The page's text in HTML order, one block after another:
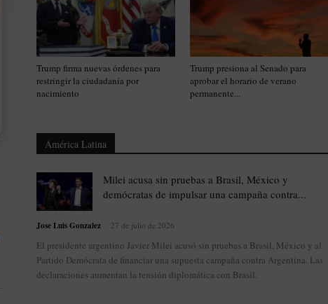
Trump firma nuevas órdenes para
restringir la ciudadanía por
nacimiento
Trump presiona al Senado para
aprobar el horario de verano
permanente...
América Latina
Milei acusa sin pruebas a Brasil, México y
demócratas de impulsar una campaña contra...
Jose Luis Gonzalez 27 de julio de 2026
El presidente argentino Javier Milei acusó sin pruebas a Brasil, México y al
Partido Demócrata de financiar una supuesta campaña contra Argentina. Las
declaraciones aumentan la tensión diplomática con Brasil.